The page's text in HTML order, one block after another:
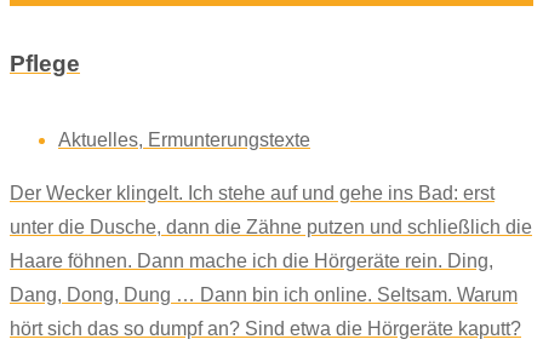
Pflege
Aktuelles, Ermunterungstexte
Der Wecker klingelt. Ich stehe auf und gehe ins Bad: erst
unter die Dusche, dann die Zähne putzen und schließlich die
Haare föhnen. Dann mache ich die Hörgeräte rein. Ding,
Dang, Dong, Dung … Dann bin ich online. Seltsam. Warum
hört sich das so dumpf an? Sind etwa die Hörgeräte kaputt?